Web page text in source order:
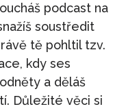
podcast na
soustředit
tě pohltil tzv.
kdy ses
a děláš
Důležité věci si
- Štěstí